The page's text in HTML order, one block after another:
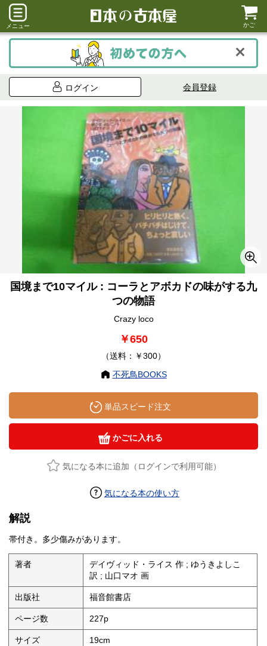
メニュー かご
ログイン 会員登録
国境まで10マイル : コーラとアボカドの味がする九
つの物語
Crazy loco
￥650
（送料：￥300）
不死鳥BOOKS
単品スピード注文
かごに入れる
気になる本に追加（ログインで利用可能）
気になる本の使い方
解説
帯付き。多少傷みがあります。
著者
デイヴィッド・ライス 作 ; ゆうきよしこ
訳 ; 山口マオ 画
出版社 福音館書店
ページ数 227p
サイズ 19cm